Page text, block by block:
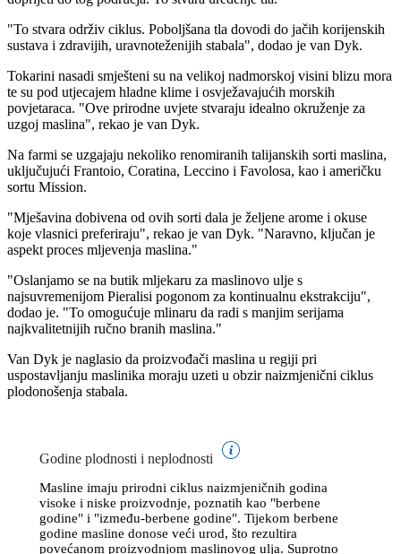
"To stvara održiv ciklus. Poboljšana tla dovodi do jačih korijenskih
sustava i zdravijih, uravnoteženijih stabala", dodao je van Dyk.
Tokarini nasadi smješteni su na velikoj nadmorskoj visini blizu mora
te su pod utjecajem hladne klime i osvježavajućih morskih
povjetaraca. "Ove prirodne uvjete stvaraju idealno okruženje za
uzgoj maslina", rekao je van Dyk.
Na farmi se uzgajaju nekoliko renomiranih talijanskih sorti maslina,
uključujući Frantoio, Coratina, Leccino i Favolosa, kao i američku
sortu Mission.
"Mješavina dobivena od ovih sorti dala je željene arome i okuse
koje vlasnici preferiraju", rekao je van Dyk. "Naravno, ključan je
aspekt proces mljevenja maslina."
"Oslanjamo se na butik mljekaru za maslinovo ulje s
najsuvremenijom Pieralisi pogonom za kontinualnu ekstrakciju",
dodao je. "To omogućuje mlinaru da radi s manjim serijama
najkvalitetnijih ručno brani­h maslina."
Van Dyk je naglasio da proizvođači maslina u regiji pri
uspostavljanju maslinika moraju uzeti u obzir naizmjenični ciklus
plodonošenja stabala.
Godine plodnosti i neplodnosti
Masline imaju prirodni ciklus naizmjeničnih godina
visoke i niske proizvodnje, poznatih kao "berbene
godine" i "između-berbene godine". Tijekom berbene
godine masline donose veći urod, što rezultira
povećanom proizvodnjom maslinovog ulja. Suprotno